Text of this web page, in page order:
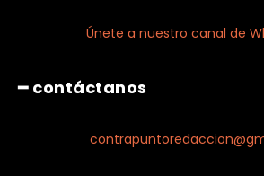
Únete a nuestro canal de
━ contáctanos